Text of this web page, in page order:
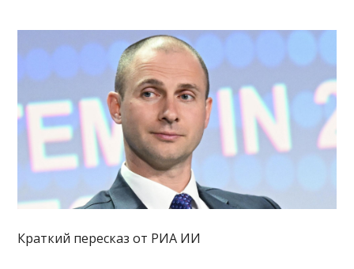
Краткий пересказ от РИА ИИ